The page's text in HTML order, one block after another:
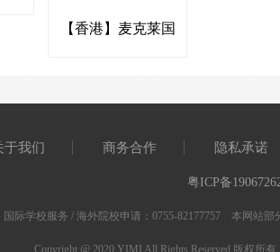
【香港】麦克莱国
于我们 商务合作 隐私承诺
粤ICP备
国际学校服务 / 海外院校申请：0755-82177757 本网站